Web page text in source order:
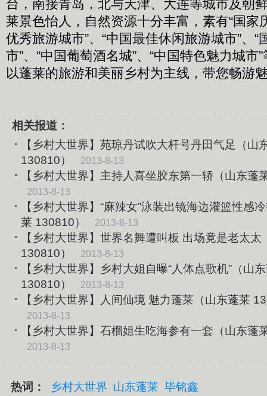
台，南接青岛，北与天津、大连等城市及朝
莱景色怡人，自然资源十分丰富，素有“国家
优秀旅游城市”、“中国最佳休闲旅游城市”、“
市”、“中国葡萄酒名城”、“中国特色魅力城市
以蓬莱的旅游和美丽乡村为主线，带您畅游
相关报道：
【乡村大世界】苑琼丹试吹大杆号丹田气足（山
130810）
2013-8-13
【乡村大世界】主持人喜坐胶东第一轿（山东蓬
2013-8-13
【乡村大世界】“麻辣女”泳装出镜海边灌篮性感
莱 130810）
2013-8-13
【乡村大世界】世界名舞遭叫板 出场竟是老太太
130810）
2013-8-13
【乡村大世界】乡村大姐自曝“人体点歌机”（山
130810）
2013-8-13
【乡村大世界】人间仙境 魅力蓬莱（山东蓬莱
2013-8-13
【乡村大世界】石榴姐生吃海参有一套（山东蓬
2013-8-13
热词： 乡村大世界 山东蓬莱 毕铭鑫